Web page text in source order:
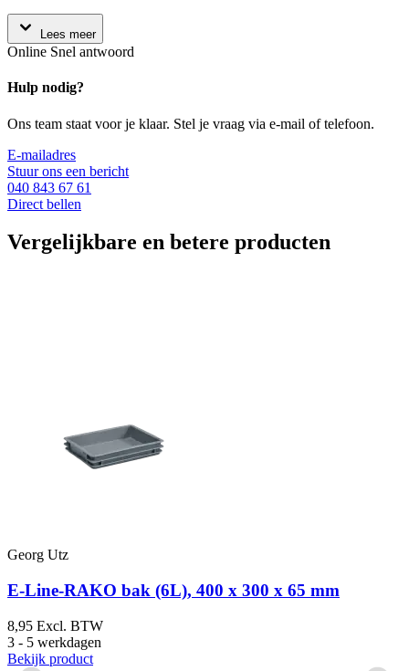
Lees meer
Online Snel antwoord
Hulp nodig?
Ons team staat voor je klaar. Stel je vraag via e-mail of telefoon.
E-mailadres
Stuur ons een bericht
040 843 67 61
Direct bellen
Vergelijkbare en betere producten
Georg Utz
E-Line-RAKO bak (6L), 400 x 300 x 65 mm
8,95 Excl. BTW
3 - 5 werkdagen
Bekijk product